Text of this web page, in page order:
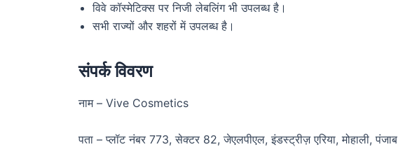
विवे कॉस्मेटिक्स पर निजी लेबलिंग भी उपलब्ध है।
सभी राज्यों और शहरों में उपलब्ध है।
संपर्क विवरण
नाम – Vive Cosmetics
पता – प्लॉट नंबर 773, सेक्टर 82, जेएलपीएल, इंडस्ट्रीज़ एरिया, मोहाली, पंजाब